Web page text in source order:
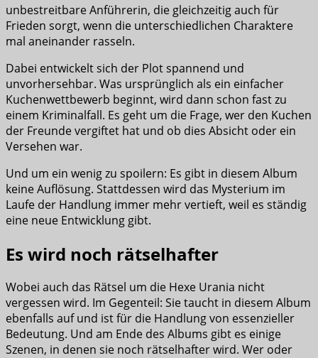
unbestreitbare Anführerin, die gleichzeitig auch für
Frieden sorgt, wenn die unterschiedlichen Charaktere
mal aneinander rasseln.
Dabei entwickelt sich der Plot spannend und
unvorhersehbar. Was ursprünglich als ein einfacher
Kuchenwettbewerb beginnt, wird dann schon fast zu
einem Kriminalfall. Es geht um die Frage, wer den Kuchen
der Freunde vergiftet hat und ob dies Absicht oder ein
Versehen war.
Und um ein wenig zu spoilern: Es gibt in diesem Album
keine Auflösung. Stattdessen wird das Mysterium im
Laufe der Handlung immer mehr vertieft, weil es ständig
eine neue Entwicklung gibt.
Es wird noch rätselhafter
Wobei auch das Rätsel um die Hexe Urania nicht
vergessen wird. Im Gegenteil: Sie taucht in diesem Album
ebenfalls auf und ist für die Handlung von essenzieller
Bedeutung. Und am Ende des Albums gibt es einige
Szenen, in denen sie noch rätselhafter wird. Wer oder